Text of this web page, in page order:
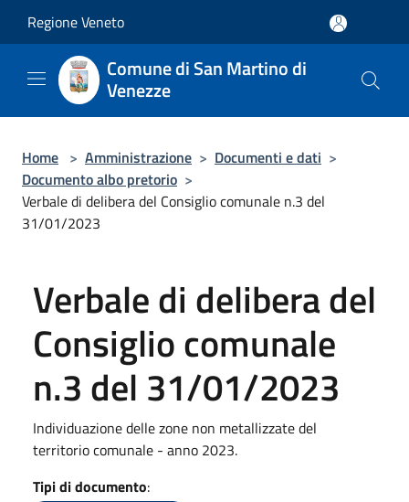
Regione Veneto
Comune di San Martino di
Venezze
Home > Amministrazione > Documenti e dati >
Documento albo pretorio >
Verbale di delibera del Consiglio comunale n.3 del
31/01/2023
Verbale di delibera del
Consiglio comunale
n.3 del 31/01/2023
Individuazione delle zone non metallizzate del
territorio comunale - anno 2023.
Tipi di documento: